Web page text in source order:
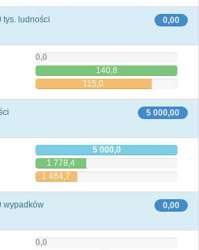
0,00
tys. ludności
0,0
140,8
115,0
5 000,00
5 000,0
1 778,4
1 464,7
0,00
wypadków
0,0